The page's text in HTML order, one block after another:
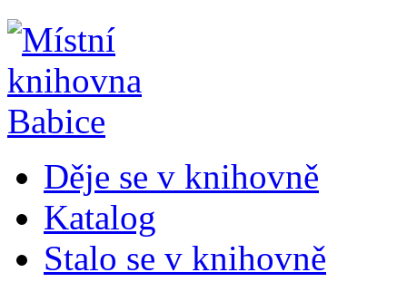
Děje se v knihovně
Katalog
Stalo se v knihovně